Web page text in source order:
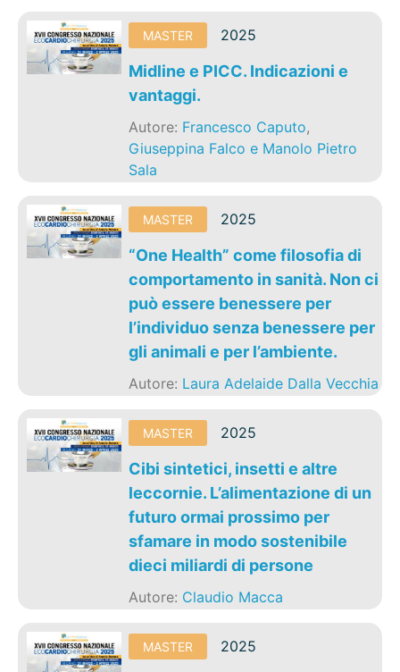
MASTER 2025
Midline e PICC. Indicazioni e
vantaggi.
Autore: Francesco Caputo,
Giuseppina Falco e Manolo Pietro
Sala
MASTER 2025
“One Health” come filosofia di
comportamento in sanità. Non ci
può essere benessere per
l’individuo senza benessere per
gli animali e per l’ambiente.
Autore: Laura Adelaide Dalla Vecchia
MASTER 2025
Cibi sintetici, insetti e altre
leccornie. L’alimentazione di un
futuro ormai prossimo per
sfamare in modo sostenibile
dieci miliardi di persone
Autore: Claudio Macca
MASTER 2025